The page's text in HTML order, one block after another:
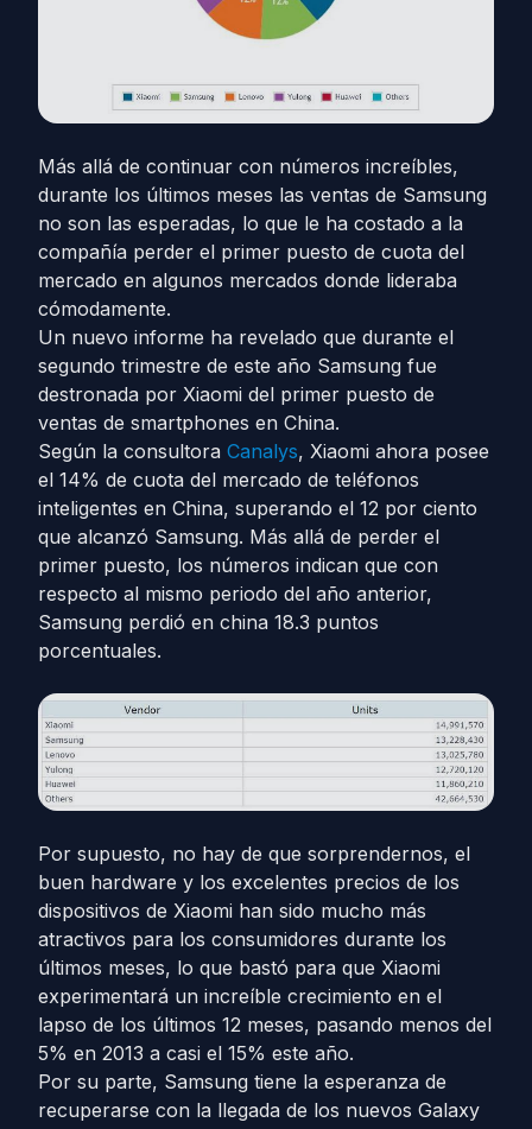
Más allá de continuar con números increíbles,
durante los últimos meses las ventas de Samsung
no son las esperadas, lo que le ha costado a la
compañía perder el primer puesto de cuota del
mercado en algunos mercados donde lideraba
cómodamente.
Un nuevo informe ha revelado que durante el
segundo trimestre de este año Samsung fue
destronada por Xiaomi del primer puesto de
ventas de smartphones en China.
Según la consultora Canalys, Xiaomi ahora posee
el 14% de cuota del mercado de teléfonos
inteligentes en China, superando el 12 por ciento
que alcanzó Samsung. Más allá de perder el
primer puesto, los números indican que con
respecto al mismo periodo del año anterior,
Samsung perdió en china 18.3 puntos
porcentuales.
Por supuesto, no hay de que sorprendernos, el
buen hardware y los excelentes precios de los
dispositivos de Xiaomi han sido mucho más
atractivos para los consumidores durante los
últimos meses, lo que bastó para que Xiaomi
experimentará un increíble crecimiento en el
lapso de los últimos 12 meses, pasando menos del
5% en 2013 a casi el 15% este año.
Por su parte, Samsung tiene la esperanza de
recuperarse con la llegada de los nuevos Galaxy